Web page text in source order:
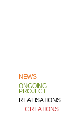
NEWS
ONGOING
PROJECT
REALISATIONS
CREATIONS